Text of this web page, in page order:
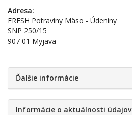
Adresa:
FRESH Potraviny Mäso - Údeniny
SNP 250/15
907 01 Myjava
Ďalšie informácie
Informácie o aktuálnosti údajov